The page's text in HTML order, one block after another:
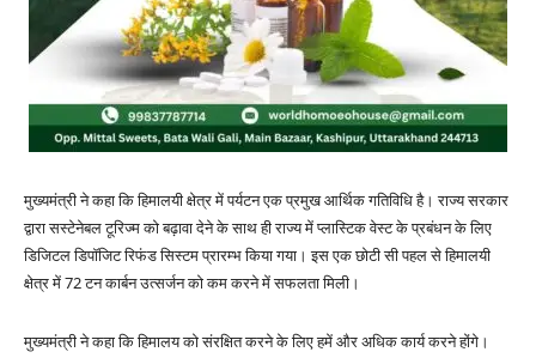
मुख्यमंत्री ने कहा कि हिमालयी क्षेत्र में पर्यटन एक प्रमुख आर्थिक गतिविधि है। राज्य सरकार
द्वारा सस्टेनेबल टूरिज्म को बढ़ावा देने के साथ ही राज्य में प्लास्टिक वेस्ट के प्रबंधन के लिए
डिजिटल डिपॉजिट रिफंड सिस्टम प्रारम्भ किया गया। इस एक छोटी सी पहल से हिमालयी
क्षेत्र में 72 टन कार्बन उत्सर्जन को कम करने में सफलता मिली।
मुख्यमंत्री ने कहा कि हिमालय को संरक्षित करने के लिए हमें और अधिक कार्य करने होंगे।